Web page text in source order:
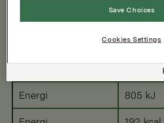
Per 100 g
Energi 805 kJ
Save Choices
Cookies Settings